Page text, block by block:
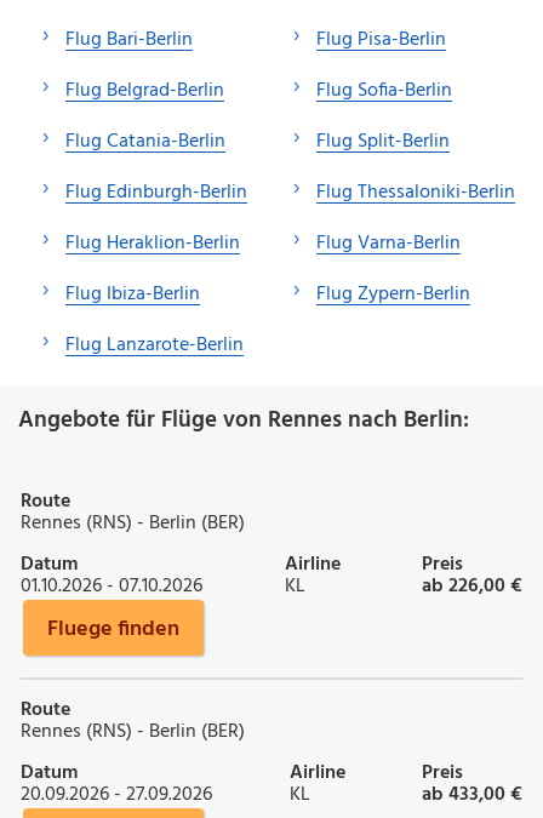
Flug Bari-Berlin
Flug Belgrad-Berlin
Flug Catania-Berlin
Flug Edinburgh-Berlin
Flug Heraklion-Berlin
Flug Ibiza-Berlin
Flug Lanzarote-Berlin
Flug Pisa-Berlin
Flug Sofia-Berlin
Flug Split-Berlin
Flug Thessaloniki-Berlin
Flug Varna-Berlin
Flug Zypern-Berlin
Angebote für Flüge von Rennes nach Berlin:
Route
Rennes (RNS) - Berlin (BER)
Datum
01.10.2026 - 07.10.2026
Airline
KL
Preis
ab 226,00 €
Fluege finden
Route
Rennes (RNS) - Berlin (BER)
Datum
20.09.2026 - 27.09.2026
Airline
KL
Preis
ab 433,00 €